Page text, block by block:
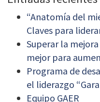
“Anatomía del
Claves para
Superar la
mejor para
Programa de
el liderazgo
Equipo GAER